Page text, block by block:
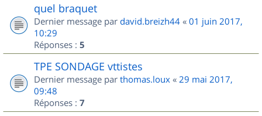
quel braquet
Dernier message par david.breizh44 « 01 juin 2017,
10:29
Réponses : 5
TPE SONDAGE vttistes
Dernier message par thomas.loux « 29 mai 2017,
09:48
Réponses : 7